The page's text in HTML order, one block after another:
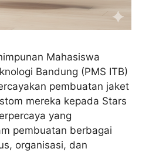
Mahasiswa
Bandung (PMS ITB)
pembuatan jaket
mereka kepada Stars
yang
pembuatan berbagai
organisasi, dan